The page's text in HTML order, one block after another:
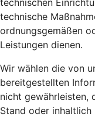
technischen
technische
ordnungsgemäßen
Leistungen dienen.
Wir wählen die von
bereitgestellten
nicht gewährleisten,
Stand oder